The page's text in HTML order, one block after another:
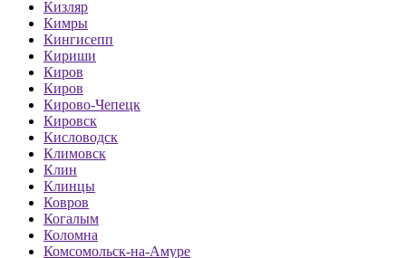
Кизляр
Кимры
Кингисепп
Кириши
Киров
Киров
Кирово-Чепецк
Кировск
Кисловодск
Климовск
Клин
Клинцы
Ковров
Когалым
Коломна
Комсомольск-на-Амуре